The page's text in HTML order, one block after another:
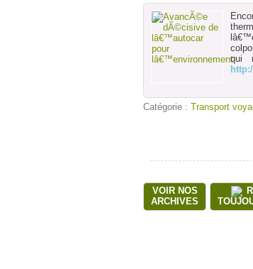
qui
Catégorie : Transport
VOIR NOS
ARCHIVES